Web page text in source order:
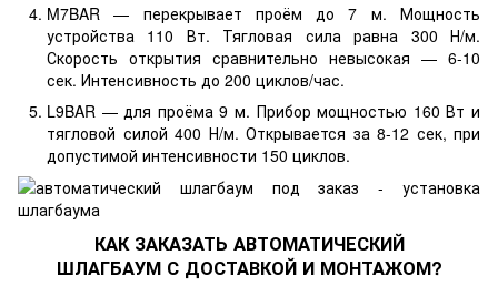
M7BAR — перекрывает проём до 7 м. Мощность
устройства 110 Вт. Тягловая сила равна 300 Н/м.
Скорость открытия сравнительно невысокая — 6-10
сек. Интенсивность до 200 циклов/час.
L9BAR — для проёма 9 м. Прибор мощностью 160 Вт и
тягловой силой 400 Н/м. Открывается за 8-12 сек, при
допустимой интенсивности 150 циклов.
КАК ЗАКАЗАТЬ АВТОМАТИЧЕСКИЙ
ШЛАГБАУМ С ДОСТАВКОЙ И МОНТАЖОМ?